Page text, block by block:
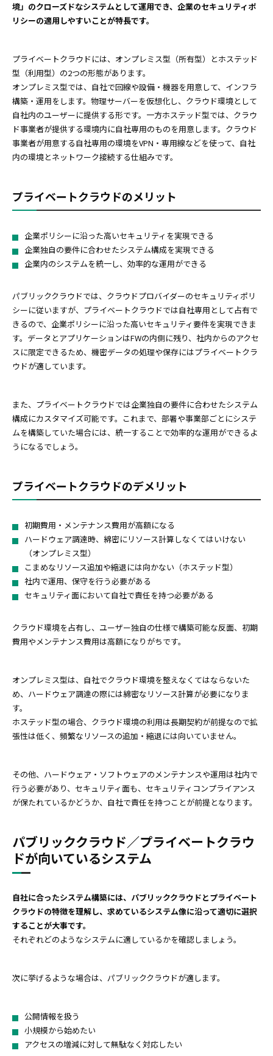
境」のクローズドなシステムとして運用でき、企業のセキュリティポ
リシーの適用しやすいことが特長です。
プライベートクラウドには、オンプレミス型（所有型）とホステッド
型（利用型）の2つの形態があります。
オンプレミス型では、自社で回線や設備・機器を用意して、インフラ
構築・運用をします。物理サーバーを仮想化し、クラウド環境として
自社内のユーザーに提供する形です。一方ホステッド型では、クラウ
ド事業者が提供する環境内に自社専用のものを用意します。クラウド
事業者が用意する自社専用の環境をVPN・専用線などを使って、自社
内の環境とネットワーク接続する仕組みです。
プライベートクラウドのメリット
企業ポリシーに沿った高いセキュリティを実現できる
企業独自の要件に合わせたシステム構成を実現できる
企業内のシステムを統一し、効率的な運用ができる
パブリッククラウドでは、クラウドプロバイダーのセキュリティポリ
シーに従いますが、プライベートクラウドでは自社専用として占有で
きるので、企業ポリシーに沿った高いセキュリティ要件を実現できま
す。データとアプリケーションはFWの内側に残り、社内からのアクセ
スに限定できるため、機密データの処理や保存にはプライベートクラ
ウドが適しています。
また、プライベートクラウドでは企業独自の要件に合わせたシステム
構成にカスタマイズ可能です。これまで、部署や事業部ごとにシステ
ムを構築していた場合には、統一することで効率的な運用ができるよ
うになるでしょう。
プライベートクラウドのデメリット
初期費用・メンテナンス費用が高額になる
ハードウェア調達時、綿密にリソース計算しなくてはいけない
（オンプレミス型）
こまめなリソース追加や縮退には向かない（ホステッド型）
社内で運用、保守を行う必要がある
セキュリティ面において自社で責任を持つ必要がある
クラウド環境を占有し、ユーザー独自の仕様で構築可能な反面、初期
費用やメンテナンス費用は高額になりがちです。
オンプレミス型は、自社でクラウド環境を整えなくてはならないた
め、ハードウェア調達の際には綿密なリソース計算が必要になりま
す。
ホステッド型の場合、クラウド環境の利用は長期契約が前提なので拡
張性は低く、頻繁なリソースの追加・縮退には向いていません。
その他、ハードウェア・ソフトウェアのメンテナンスや運用は社内で
行う必要があり、セキュリティ面も、セキュリティコンプライアンス
が保たれているかどうか、自社で責任を持つことが前提となります。
パブリッククラウド／プライベートクラウ
ドが向いているシステム
自社に合ったシステム構築には、パブリッククラウドとプライベート
クラウドの特徴を理解し、求めているシステム像に沿って適切に選択
することが大事です。
それぞれどのようなシステムに適しているかを確認しましょう。
次に挙げるような場合は、パブリッククラウドが適します。
公開情報を扱う
小規模から始めたい
アクセスの増減に対して無駄なく対応したい